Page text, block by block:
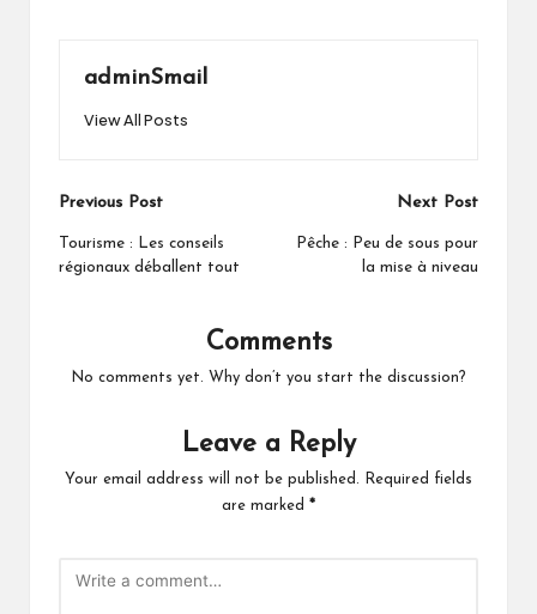
adminSmail
View All Posts
Post
navigation
Previous Post
Tourisme : Les conseils
régionaux déballent tout
Next Post
Pêche : Peu de sous pour
la mise à niveau
Comments
No comments yet. Why don’t you start the discussion?
Leave a Reply
Your email address will not be published.
Required fields
are marked *